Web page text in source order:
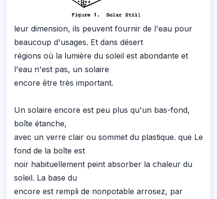
leur dimension, ils peuvent fournir de l'eau pour
beaucoup d'usages. Et dans désert
régions où la lumière du soleil est abondante et
l'eau n'est pas, un solaire
encore être très important.
Un solaire encore est peu plus qu'un bas-fond,
boîte étanche,
avec un verre clair ou sommet du plastique. que Le
fond de la boîte est
noir habituellement peint absorber la chaleur du
soleil. La base du
encore est rempli de nonpotable arrosez, par